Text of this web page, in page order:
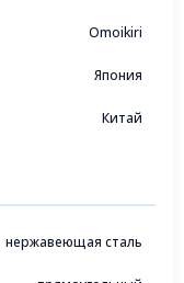
Omoikiri
Япония
Китай
нержавеющая сталь